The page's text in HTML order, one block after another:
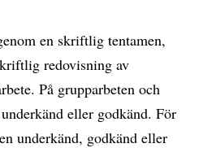
en skriftlig tentamen,
redovisning av
På grupparbeten och
eller godkänd. För
underkänd, godkänd eller